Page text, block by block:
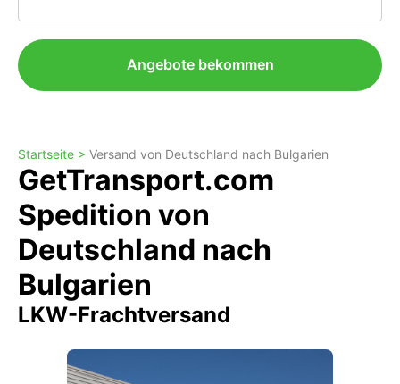
Angebote bekommen
Startseite > Versand von Deutschland nach Bulgarien
GetTransport.com
Spedition von
Deutschland nach
Bulgarien
LKW-Frachtversand